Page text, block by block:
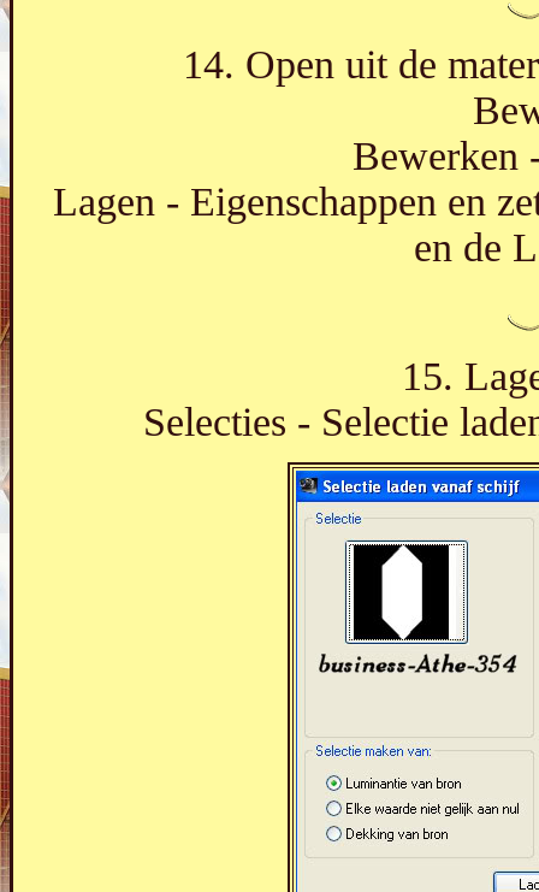
14. Open uit de
Bewerken
Lagen - Eigenschappen en
en de
15.
Selecties - Selectie